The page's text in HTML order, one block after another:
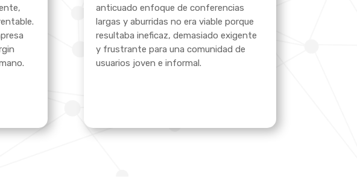
anticuado enfoque de conferencias
largas y aburridas no era viable porque
resultaba ineficaz, demasiado exigente
y frustrante para una comunidad de
usuarios joven e informal.